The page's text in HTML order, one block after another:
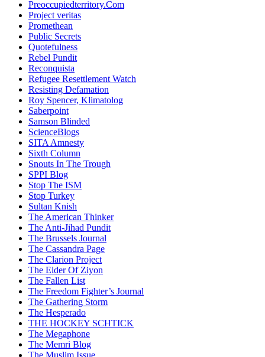
Preoccupiedterritory.Com
Project veritas
Promethean
Public Secrets
Quotefulness
Rebel Pundit
Reconquista
Refugee Resettlement Watch
Resisting Defamation
Roy Spencer, Klimatolog
Saberpoint
Samson Blinded
ScienceBlogs
SITA Amnesty
Sixth Column
Snouts In The Trough
SPPI Blog
Stop The ISM
Stop Turkey
Sultan Knish
The American Thinker
The Anti-Jihad Pundit
The Brussels Journal
The Cassandra Page
The Clarion Project
The Elder Of Ziyon
The Fallen List
The Freedom Fighter’s Journal
The Gathering Storm
The Hesperado
THE HOCKEY SCHTICK
The Megaphone
The Memri Blog
The Muslim Issue